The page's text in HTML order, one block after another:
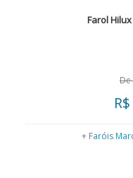
Farol
De
R$
+ Faróis